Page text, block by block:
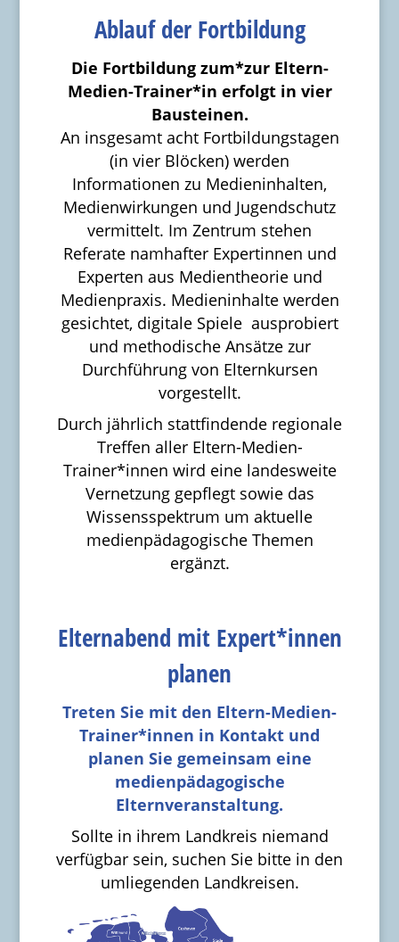
Ablauf der Fortbildung
Die Fortbildung zum*zur Eltern-
Medien-Trainer*in erfolgt in vier
Bausteinen.
An insgesamt acht Fortbildungstagen
(in vier Blöcken) werden
Informationen zu Medieninhalten,
Medienwirkungen und Jugendschutz
vermittelt. Im Zentrum stehen
Referate namhafter Expertinnen und
Experten aus Medientheorie und
Medienpraxis. Medieninhalte werden
gesichtet, digitale Spiele ausprobiert
und methodische Ansätze zur
Durchführung von Elternkursen
vorgestellt.
Durch jährlich stattfindende regionale
Treffen aller Eltern-Medien-
Trainer*innen wird eine landesweite
Vernetzung gepflegt sowie das
Wissensspektrum um aktuelle
medienpädagogische Themen
ergänzt.
Elternabend mit Expert*innen
planen
Treten Sie mit den Eltern-Medien-
Trainer*innen in Kontakt und
planen Sie gemeinsam eine
medienpädagogische
Elternveranstaltung.
Sollte in ihrem Landkreis niemand
verfügbar sein, suchen Sie bitte in den
umliegenden Landkreisen.